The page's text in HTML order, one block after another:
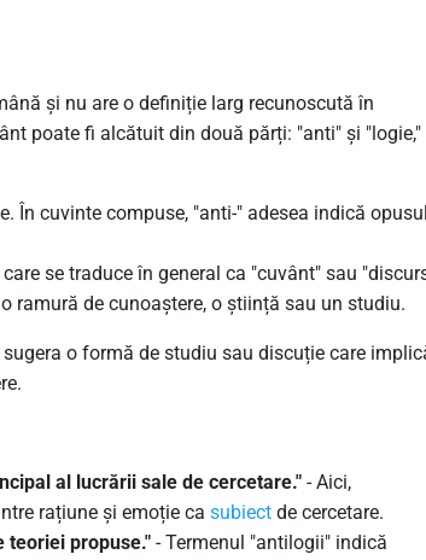
și nu are o definiție larg recunoscută în
poate fi alcătuit din două părți: "anti" și "logie,"
În cuvinte compuse, "anti-" adesea indică opusul
se traduce în general ca "cuvânt" sau
ramură de cunoaștere, o știință sau un studiu.
o formă de studiu sau discuție care
al lucrării sale de cercetare." - Aici,
rațiune și emoție ca subiect de cercetare.
teoriei propuse." - Termenul "antilogii" indică